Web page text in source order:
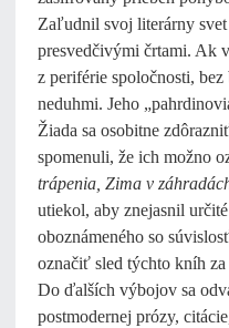
Zaľudnil svoj literárny
presvedčivými črtami. Ak
z periférie spoločnosti,
neduhmi. Jeho
Žiada sa osobitne
spomenuli, že ich možno
trápenia, Zima v
utiekol, aby znejasnil
oboznámeného so
označiť sled týchto kníh
Do ďalších výbojov sa
postmodernej prózy,